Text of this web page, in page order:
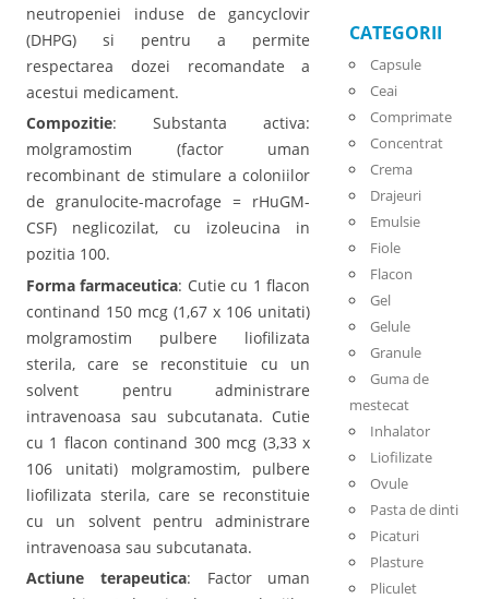
neutropeniei induse de gancyclovir
(DHPG) si pentru a permite
respectarea dozei recomandate a
acestui medicament.
Compozitie: Substanta activa:
molgramostim (factor uman
recombinant de stimulare a coloniilor
de granulocite-macrofage = rHuGM-
CSF) neglicozilat, cu izoleucina in
pozitia 100.
Forma farmaceutica: Cutie cu 1 flacon
continand 150 mcg (1,67 x 106 unitati)
molgramostim pulbere liofilizata
sterila, care se reconstituie cu un
solvent pentru administrare
intravenoasa sau subcutanata. Cutie
cu 1 flacon continand 300 mcg (3,33 x
106 unitati) molgramostim, pulbere
liofilizata sterila, care se reconstituie
cu un solvent pentru administrare
intravenoasa sau subcutanata.
Actiune terapeutica: Factor uman
CATEGORII
Capsule
Ceai
Comprimate
Concentrat
Crema
Drajeuri
Emulsie
Fiole
Flacon
Gel
Gelule
Granule
Guma de
mestecat
Inhalator
Liofilizate
Ovule
Pasta de dinti
Picaturi
Plasture
Pliculet